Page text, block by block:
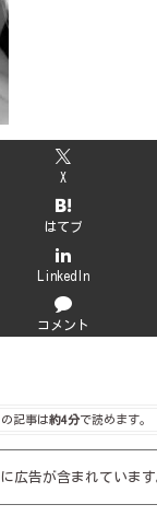
X
はてブ
LinkedIn
コメント
記事は約4分で読めます。
広告が含まれています